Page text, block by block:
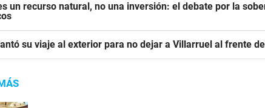
un recurso natural, no una inversión: el debate por la
su viaje al exterior para no dejar a Villarruel al frente